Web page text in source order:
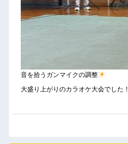
音を拾うガンマイクの調整
大盛り上がりのカラオケ大会でした！